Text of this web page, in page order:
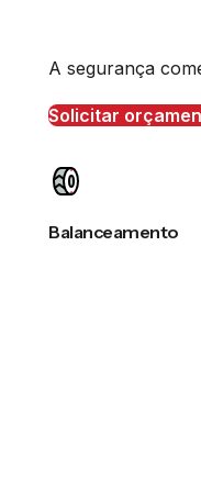
A segurança
Solicitar
Balanceamento